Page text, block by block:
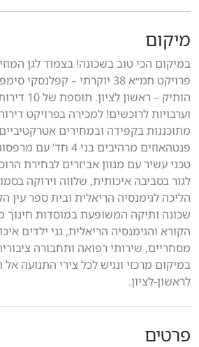
מיקום
במיקום הכי טוב בשכונה! בצמוד לגן
פרויקט תמ״א 38 יוקרתי –
הותיק –
מתוכננות בקפידה ובמחירים
פנטהאוזים מרהיבים
טכני עשיר עם מגוון אביזרים לבחירת
לגור בסביבה איכותית, שלווה וירוקה
הליכה לגימנסיה הריאלית ובית ספר עין
שכונה ותיקה המשופעת במוסדות חינוך
הקורא והגימנסיה הריאלית, גני ילדים
מסחריים, שירותי רפואה ותחבורה
במיקום מרכזי ונגיש לכל צירי התנועה
לראשון-לציון.
פרטים